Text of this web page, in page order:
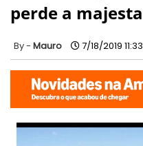
perde a
Mauro 7/18/2019